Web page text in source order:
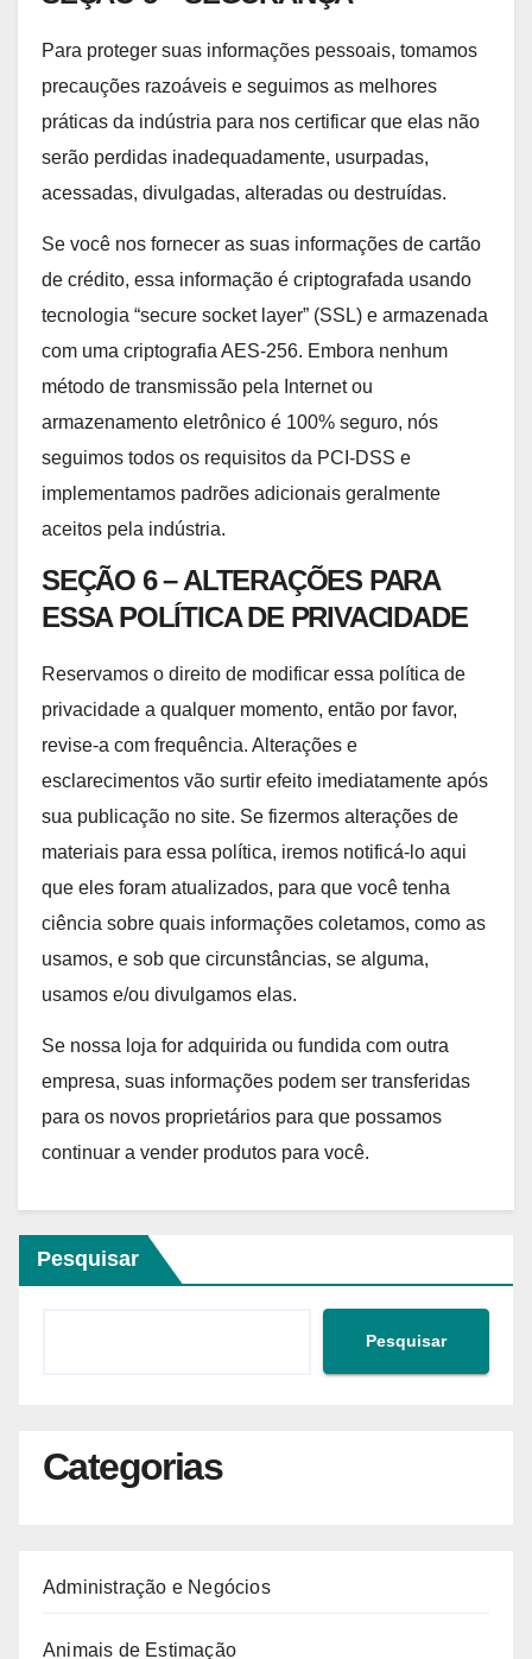
Para proteger suas informações pessoais, tomamos
precauções razoáveis e seguimos as melhores
práticas da indústria para nos certificar que elas não
serão perdidas inadequadamente, usurpadas,
acessadas, divulgadas, alteradas ou destruídas.
Se você nos fornecer as suas informações de cartão
de crédito, essa informação é criptografada usando
tecnologia “secure socket layer” (SSL) e armazenada
com uma criptografia AES-256. Embora nenhum
método de transmissão pela Internet ou
armazenamento eletrônico é 100% seguro, nós
seguimos todos os requisitos da PCI-DSS e
implementamos padrões adicionais geralmente
aceitos pela indústria.
SEÇÃO 6 – ALTERAÇÕES PARA
ESSA POLÍTICA DE PRIVACIDADE
Reservamos o direito de modificar essa política de
privacidade a qualquer momento, então por favor,
revise-a com frequência. Alterações e
esclarecimentos vão surtir efeito imediatamente após
sua publicação no site. Se fizermos alterações de
materiais para essa política, iremos notificá-lo aqui
que eles foram atualizados, para que você tenha
ciência sobre quais informações coletamos, como as
usamos, e sob que circunstâncias, se alguma,
usamos e/ou divulgamos elas.
Se nossa loja for adquirida ou fundida com outra
empresa, suas informações podem ser transferidas
para os novos proprietários para que possamos
continuar a vender produtos para você.
Pesquisar
Pesquisar
Categorias
Administração e Negócios
Animais de Estimação